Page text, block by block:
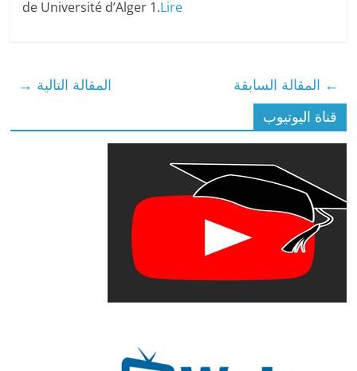
de Université d’Alger 1.Lire
← المقالة السابقة المقالة التالية →
قناة اليوتيوب